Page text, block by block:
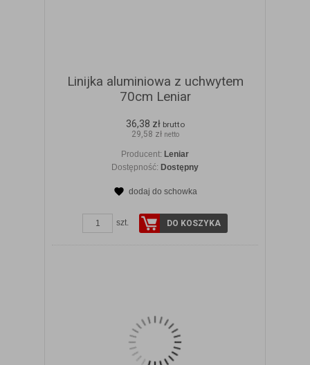
Linijka aluminiowa z uchwytem
70cm Leniar
36,38 zł brutto
29,58 zł netto
Producent: Leniar
Dostępność: Dostępny
dodaj do schowka
szt. DO KOSZYKA